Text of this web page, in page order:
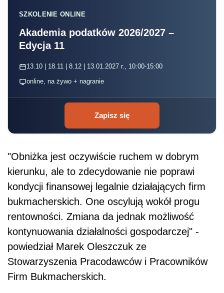
SZKOLENIE ONLINE
Akademia podatków 2026/2027 –
Edycja 11
13.10 | 18.11 | 8.12 | 13.01.2027 r., 10:00-15:00
online, na żywo + nagranie
Zapisz się
"Obniżka jest oczywiście ruchem w dobrym
kierunku, ale to zdecydowanie nie poprawi
kondycji finansowej legalnie działających firm
bukmacherskich. One oscylują wokół progu
rentowności. Zmiana da jednak możliwość
kontynuowania działalności gospodarczej" -
powiedział Marek Oleszczuk ze
Stowarzyszenia Pracodawców i Pracowników
Firm Bukmacherskich.